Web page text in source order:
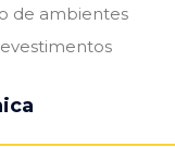
de ambientes